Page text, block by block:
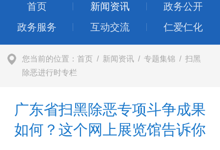
首页 新闻资讯
政务公开
政务服务
互动交流 仁爱仁化
您当前的位置： 首页 / 新闻资讯 / 专题集锦 / 扫黑
除恶进行时专栏
广东省扫黑除恶专项斗争成果
如何？这个网上展览馆告诉你